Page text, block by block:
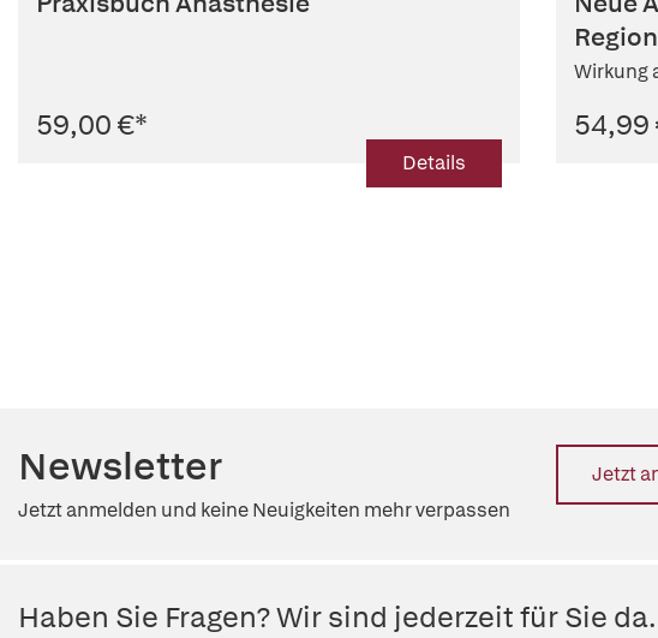
59,00 €*
Details
Wirkung
54,99
Newsletter
Jetzt anmelden und keine Neuigkeiten mehr verpassen
Jetzt
Haben Sie Fragen? Wir sind jederzeit für Sie da.